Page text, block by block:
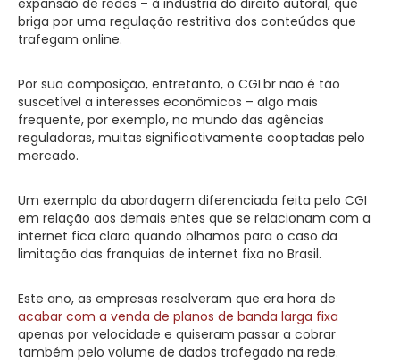
briga por uma regulação restritiva dos conteúdos que
trafegam online.
Por sua composição, entretanto, o CGI.br não é tão
suscetível a interesses econômicos – algo mais
frequente, por exemplo, no mundo das agências
reguladoras, muitas significativamente cooptadas pelo
mercado.
Um exemplo da abordagem diferenciada feita pelo CGI
em relação aos demais entes que se relacionam com a
internet fica claro quando olhamos para o caso da
limitação das franquias de internet fixa no Brasil.
Este ano, as empresas resolveram que era hora de
acabar com a venda de planos de banda larga fixa
apenas por velocidade e quiseram passar a cobrar
também pelo volume de dados trafegado na rede.